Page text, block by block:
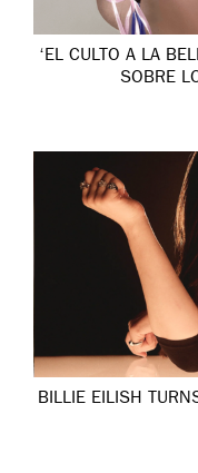
‘EL CULTO A LA
SOBRE
BILLIE EILISH